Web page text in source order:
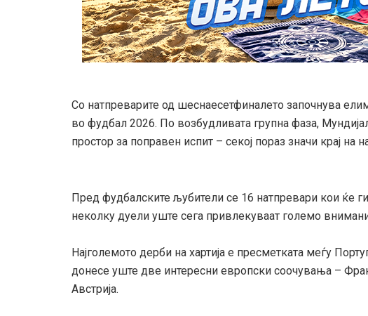
Со натпреварите од шеснаесетфиналето започнува
во фудбал 2026. По возбудливата групна фаза,
простор за поправен испит – секој пораз значи крај на
Пред фудбалските љубители се 16 натпревари кои ќе
неколку дуели уште сега привлекуваат големо
Најголемото дерби на хартија е пресметката меѓу
донесе уште две интересни европски соочувања –
Австрија.